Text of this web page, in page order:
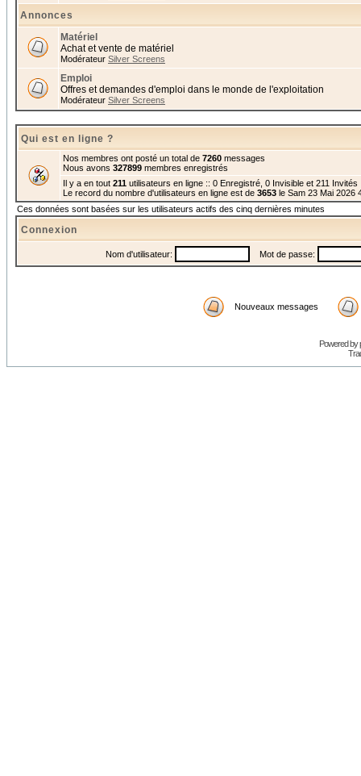
Annonces
Matériel
Achat et vente de matériel
Modérateur Silver Screens
Emploi
Offres et demandes d'emploi dans le monde de l'exploitation
Modérateur Silver Screens
Qui est en ligne ?
Nos membres ont posté un total de 7260 messages
Nous avons 327899 membres enregistrés
Il y a en tout 211 utilisateurs en ligne :: 0 Enregistré, 0 Invisible et 211
Le record du nombre d'utilisateurs en ligne est de 3653 le Sam 23 Mai 2026
Ces données sont basées sur les utilisateurs actifs des cinq dernières minutes
Connexion
Nom d'utilisateur: Mot de passe:
Nouveaux messages
Powered by